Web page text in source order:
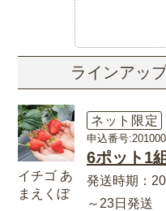
ラインアッ
イチゴ あ
まえくぼ
ネット限定
申込番号
6ポット1組
発送時期：
～23日発送